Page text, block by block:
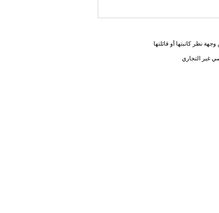
نظر كاتبتها أو قائلتها
غير التجاري